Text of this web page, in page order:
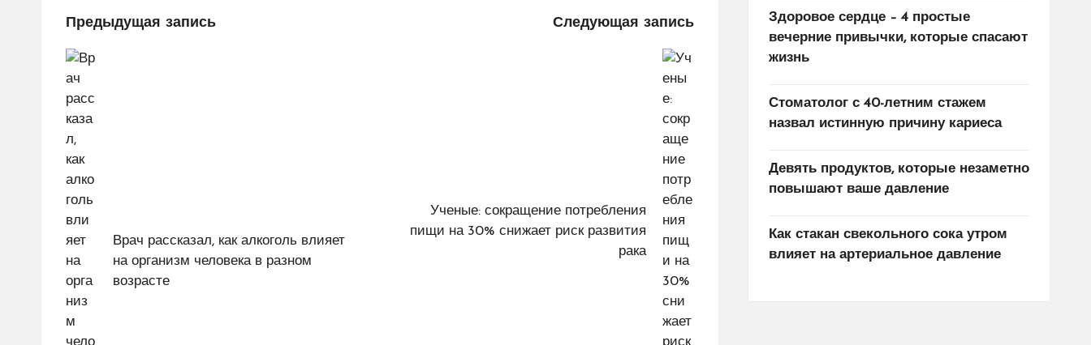
Навигация
по
записям
Предыдущая запись
Врач рассказал, как алкоголь влияет
на организм человека в разном
возрасте
Следующая запись
Ученые: сокращение потребления
пищи на 30% снижает риск развития
рака
Здоровое сердце – 4 простые
вечерние привычки, которые спасают
жизнь
Стоматолог с 40-летним стажем
назвал истинную причину кариеса
Девять продуктов, которые незаметно
повышают ваше давление
Как стакан свекольного сока утром
влияет на артериальное давление